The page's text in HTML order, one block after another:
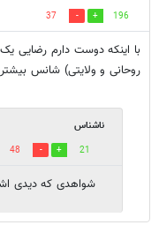
196
37
با اینکه دوست دارم رضایی
روحانی و ولایتی) شانس
ناشناس
21
48
شواهدی که دیدی